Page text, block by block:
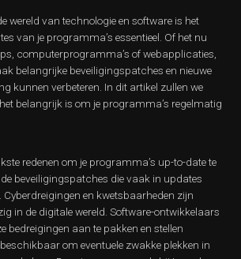
wereld van technologie en software is het
van je programma’s essentieel. Of het nu
computerprogramma’s of webapplicaties,
belangrijke beveiligingspatches en nieuwe
kunnen verbeteren. In dit artikel zullen we
belangrijk is om je programma’s regelmatig
redenen om je programma’s up-to-date te
beveiligingspatches die vaak in updates
en kwetsbaarheden zijn
in de digitale wereld. Software-ontwikkelaars
bedreigingen aan te pakken en stellen
om eventuele zwakke plekken in